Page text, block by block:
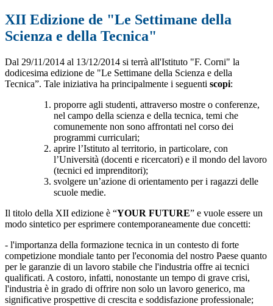
XII Edizione de "Le Settimane della
Scienza e della Tecnica"
Dal 29/11/2014 al 13/12/2014 si terrà all'Istituto "F. Corni" la
dodicesima edizione de "Le Settimane della Scienza e della
Tecnica”. Tale iniziativa ha principalmente i seguenti scopi:
proporre agli studenti, attraverso mostre o conferenze,
nel campo della scienza e della tecnica, temi che
comunemente non sono affrontati nel corso dei
programmi curriculari;
aprire l’Istituto al territorio, in particolare, con
l’Università (docenti e ricercatori) e il mondo del lavoro
(tecnici ed imprenditori);
svolgere un’azione di orientamento per i ragazzi delle
scuole medie.
Il titolo della XII edizione è “YOUR FUTURE” e vuole essere un
modo sintetico per esprimere contemporaneamente due concetti:
- l'importanza della formazione tecnica in un contesto di forte
competizione mondiale tanto per l'economia del nostro Paese quanto
per le garanzie di un lavoro stabile che l'industria offre ai tecnici
qualificati. A costoro, infatti, nonostante un tempo di grave crisi,
l'industria è in grado di offrire non solo un lavoro generico, ma
significative prospettive di crescita e soddisfazione professionale;